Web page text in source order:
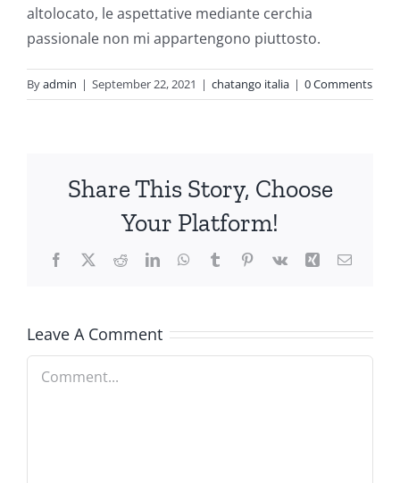
altolocato, le aspettative mediante cerchia
passionale non mi appartengono piuttosto.
Byadmin | September 22, 2021 | chatango italia | 0 Comments
Share This Story, Choose
Your Platform!
Facebook
X RedditLinkedInWhatsApp
TumblrPinterest
Vk Xing Email
Leave A Comment
Comment